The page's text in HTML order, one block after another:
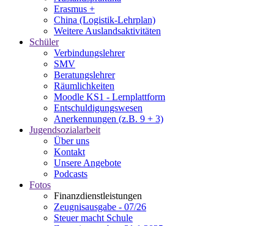
Erasmus +
China (Logistik-Lehrplan)
Weitere Auslandsaktivitäten
Schüler
Verbindungslehrer
SMV
Beratungslehrer
Räumlichkeiten
Moodle KS1 - Lernplattform
Entschuldigungswesen
Anerkennungen (z.B. 9 + 3)
Jugendsozialarbeit
Über uns
Kontakt
Unsere Angebote
Podcasts
Fotos
Finanzdienstleistungen
Zeugnisausgabe - 07/26
Steuer macht Schule